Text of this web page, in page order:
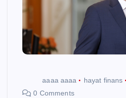
aaaa aaaa hayat finans
0 Comments